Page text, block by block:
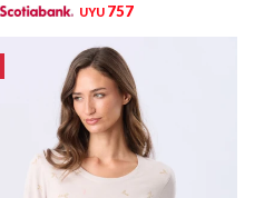
UYU 757